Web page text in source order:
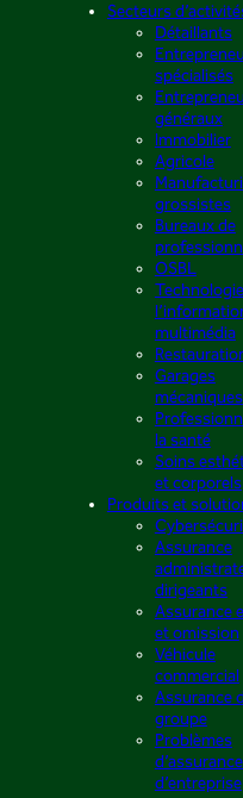
Secteurs
Détaillants
spécialisés
généraux
Immobilier
Agricole
grossistes
Bureaux de
OSBL
multimédia
Garages
mécaniques
la santé
Soins
et corporels
Produits et
Assurance
dirigeants
Assurance
et omission
Véhicule
commercial
Assurance
groupe
Problèmes
d’entreprise